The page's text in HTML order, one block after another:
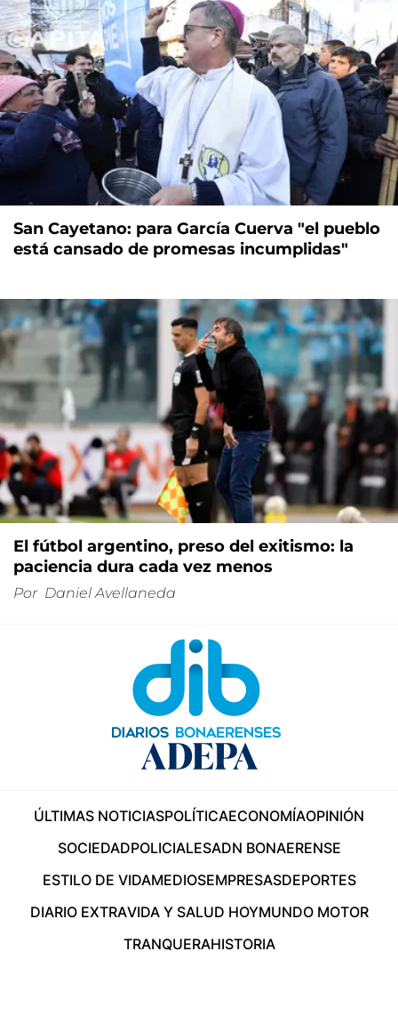
San Cayetano: para García Cuerva "el pueblo
está cansado de promesas incumplidas"
El fútbol argentino, preso del exitismo: la
paciencia dura cada vez menos
Por Daniel Avellaneda
ÚLTIMAS NOTICIASPOLÍTICAECONOMÍAOPINIÓN
SOCIEDADPOLICIALESADN BONAERENSE
ESTILO DE VIDAMEDIOSEMPRESASDEPORTES
DIARIO EXTRAVIDA Y SALUD HOYMUNDO MOTOR
TRANQUERAHISTORIA